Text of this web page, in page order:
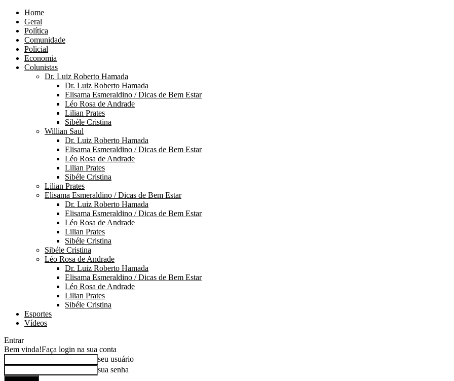
Home
Geral
Política
Comunidade
Policial
Economia
Colunistas
Dr. Luiz Roberto Hamada
Dr. Luiz Roberto Hamada
Elisama Esmeraldino / Dicas de Bem Estar
Léo Rosa de Andrade
Lilian Prates
Sibéle Cristina
Willian Saul
Dr. Luiz Roberto Hamada
Elisama Esmeraldino / Dicas de Bem Estar
Léo Rosa de Andrade
Lilian Prates
Sibéle Cristina
Lilian Prates
Elisama Esmeraldino / Dicas de Bem Estar
Dr. Luiz Roberto Hamada
Elisama Esmeraldino / Dicas de Bem Estar
Léo Rosa de Andrade
Lilian Prates
Sibéle Cristina
Sibéle Cristina
Léo Rosa de Andrade
Dr. Luiz Roberto Hamada
Elisama Esmeraldino / Dicas de Bem Estar
Léo Rosa de Andrade
Lilian Prates
Sibéle Cristina
Esportes
Vídeos
Entrar
Bem vinda!Faça login na sua conta
seu usuário
sua senha